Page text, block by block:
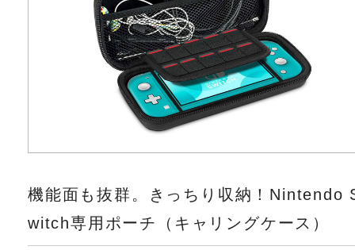
機能面も抜群。きっちり収納！Nintendo
witch専用ポーチ（キャリングケース）